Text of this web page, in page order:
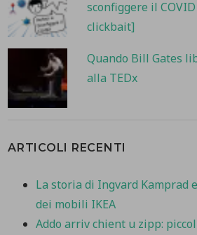
sconfiggere il
clickbait]
Quando Bill Gates
alla TEDx
ARTICOLI RECENTI
La storia di Ingvard Kamprad
dei mobili IKEA
Addo arriv chient u zipp: